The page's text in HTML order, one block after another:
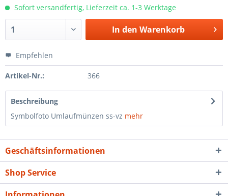
Sofort versandfertig, Lieferzeit ca. 1-3 Werktage
In den Warenkorb
Empfehlen
Artikel-Nr.: 366
Beschreibung
Symbolfoto Umlaufmünzen ss-vz mehr
Geschäftsinformationen
Shop Service